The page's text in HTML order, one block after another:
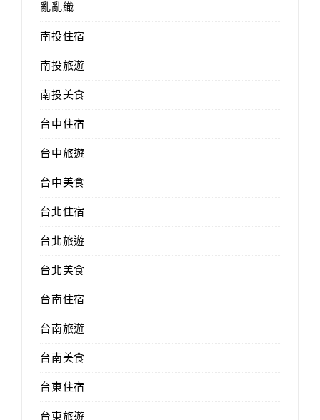
亂亂織
南投住宿
南投旅遊
南投美食
台中住宿
台中旅遊
台中美食
台北住宿
台北旅遊
台北美食
台南住宿
台南旅遊
台南美食
台東住宿
台東旅遊